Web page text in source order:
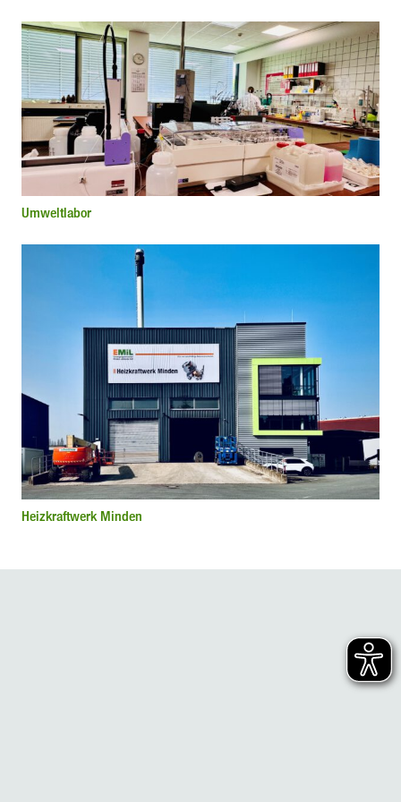
Umweltlabor
Heizkraftwerk Minden